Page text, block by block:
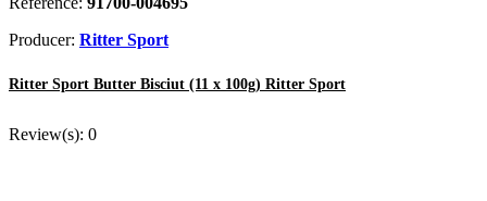
Producer: Ritter Sport
Ritter Sport Butter Bisciut (11 x 100g) Ritter Sport
Review(s): 0